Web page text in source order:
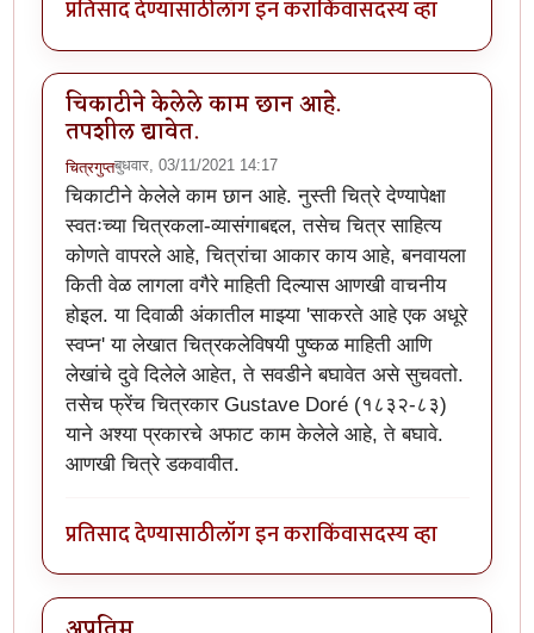
प्रतिसाद देण्यासाठीलॉग इन कराकिंवासदस्य व्हा
चिकाटीने केलेले काम छान आहे.
तपशील द्यावेत.
चित्रगुप्तबुधवार, 03/11/2021 14:17
चिकाटीने केलेले काम छान आहे. नुस्ती चित्रे देण्यापेक्षा
स्वतःच्या चित्रकला-व्यासंगाबद्दल, तसेच चित्र साहित्य
कोणते वापरले आहे, चित्रांचा आकार काय आहे, बनवायला
किती वेळ लागला वगैरे माहिती दिल्यास आणखी वाचनीय
होइल. या दिवाळी अंकातील माझ्या 'साकरते आहे एक अधूरे
स्वप्न' या लेखात चित्रकलेविषयी पुष्कळ माहिती आणि
लेखांचे दुवे दिलेले आहेत, ते सवडीने बघावेत असे सुचवतो.
तसेच फ्रेंच चित्रकार Gustave Doré (१८३२-८३)
याने अश्या प्रकारचे अफाट काम केलेले आहे, ते बघावे.
आणखी चित्रे डकवावीत.
प्रतिसाद देण्यासाठीलॉग इन कराकिंवासदस्य व्हा